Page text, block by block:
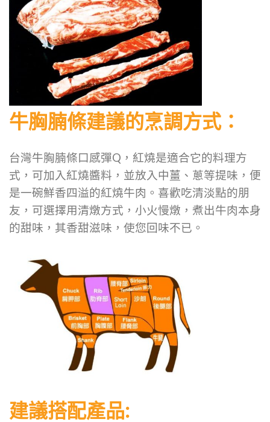
牛胸腩條建議的烹調方式：
台灣牛胸腩條口感彈Q，紅燒是適合它的料理方
式，可加入紅燒醬料，並放入中薑、蔥等提味，便
是一碗鮮香四溢的紅燒牛肉。喜歡吃清淡點的朋
友，可選擇用清燉方式，小火慢燉，煮出牛肉本身
的甜味，其香甜滋味，使您回味不已。
建議搭配產品: